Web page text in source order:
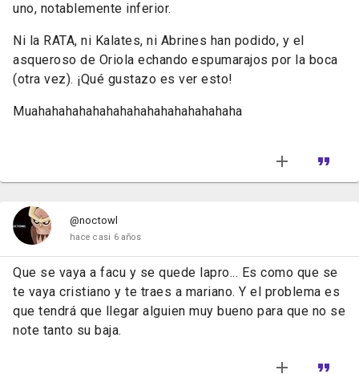
uno, notablemente inferior.
Ni la RATA, ni Kalates, ni Abrines han podido, y el
asqueroso de Oriola echando espumarajos por la boca
(otra vez). ¡Qué gustazo es ver esto!
Muahahahahahahahahahahahahahahaha
@noctowl
hace casi 6 años
Que se vaya a facu y se quede lapro... Es como que se
te vaya cristiano y te traes a mariano. Y el problema es
que tendrá que llegar alguien muy bueno para que no se
note tanto su baja.